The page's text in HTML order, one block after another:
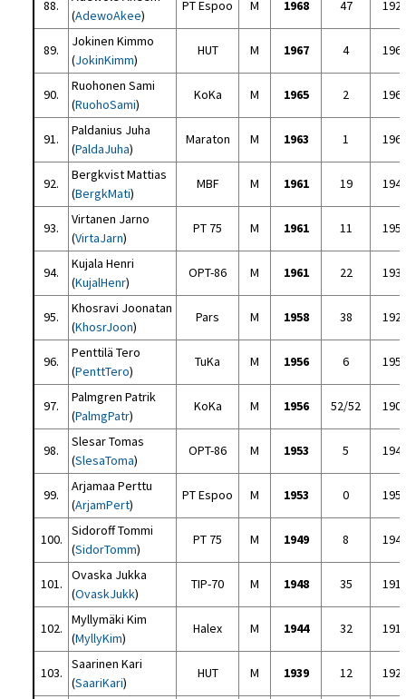
88.
(AdewoAkee)
PT Espoo M 1968 47
89.
Jokinen Kimmo
(JokinKimm)
HUT M 1967 4
90.
Ruohonen Sami
(RuohoSami)
KoKa M 1965 2
91.
Paldanius Juha
(PaldaJuha)
Maraton M 1963 1
92.
Bergkvist Mattias
(BergkMati)
MBF M 1961 19
93.
Virtanen Jarno
(VirtaJarn)
PT 75 M 1961 11
94.
Kujala Henri
(KujalHenr)
OPT-86 M 1961 22
95.
Khosravi Joonatan
(KhosrJoon)
Pars M 1958 38
96.
Penttilä Tero
(PenttTero)
TuKa M 1956 6
97.
Palmgren Patrik
(PalmgPatr)
KoKa M 1956 52/52
98.
Slesar Tomas
(SlesaToma)
OPT-86 M 1953 5
99.
Arjamaa Perttu
(ArjamPert)
PT Espoo M 1953 0
100.
Sidoroff Tommi
(SidorTomm)
PT 75 M 1949 8
101.
Ovaska Jukka
(OvaskJukk)
TIP-70 M 1948 35
102.
Myllymäki Kim
(MyllyKim)
Halex M 1944 32
103.
Saarinen Kari
(SaariKari)
HUT M 1939 12